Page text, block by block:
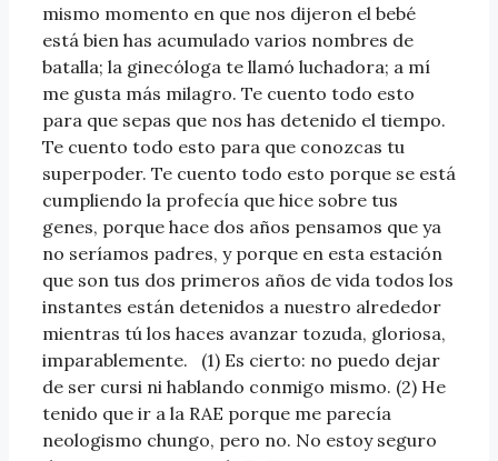
mismo momento en que nos dijeron el bebé
está bien has acumulado varios nombres de
batalla; la ginecóloga te llamó luchadora; a mí
me gusta más milagro. Te cuento todo esto
para que sepas que nos has detenido el tiempo.
Te cuento todo esto para que conozcas tu
superpoder. Te cuento todo esto porque se está
cumpliendo la profecía que hice sobre tus
genes, porque hace dos años pensamos que ya
no seríamos padres, y porque en esta estación
que son tus dos primeros años de vida todos los
instantes están detenidos a nuestro alrededor
mientras tú los haces avanzar tozuda, gloriosa,
imparablemente. (1) Es cierto: no puedo dejar
de ser cursi ni hablando conmigo mismo. (2) He
tenido que ir a la RAE porque me parecía
neologismo chungo, pero no. No estoy seguro